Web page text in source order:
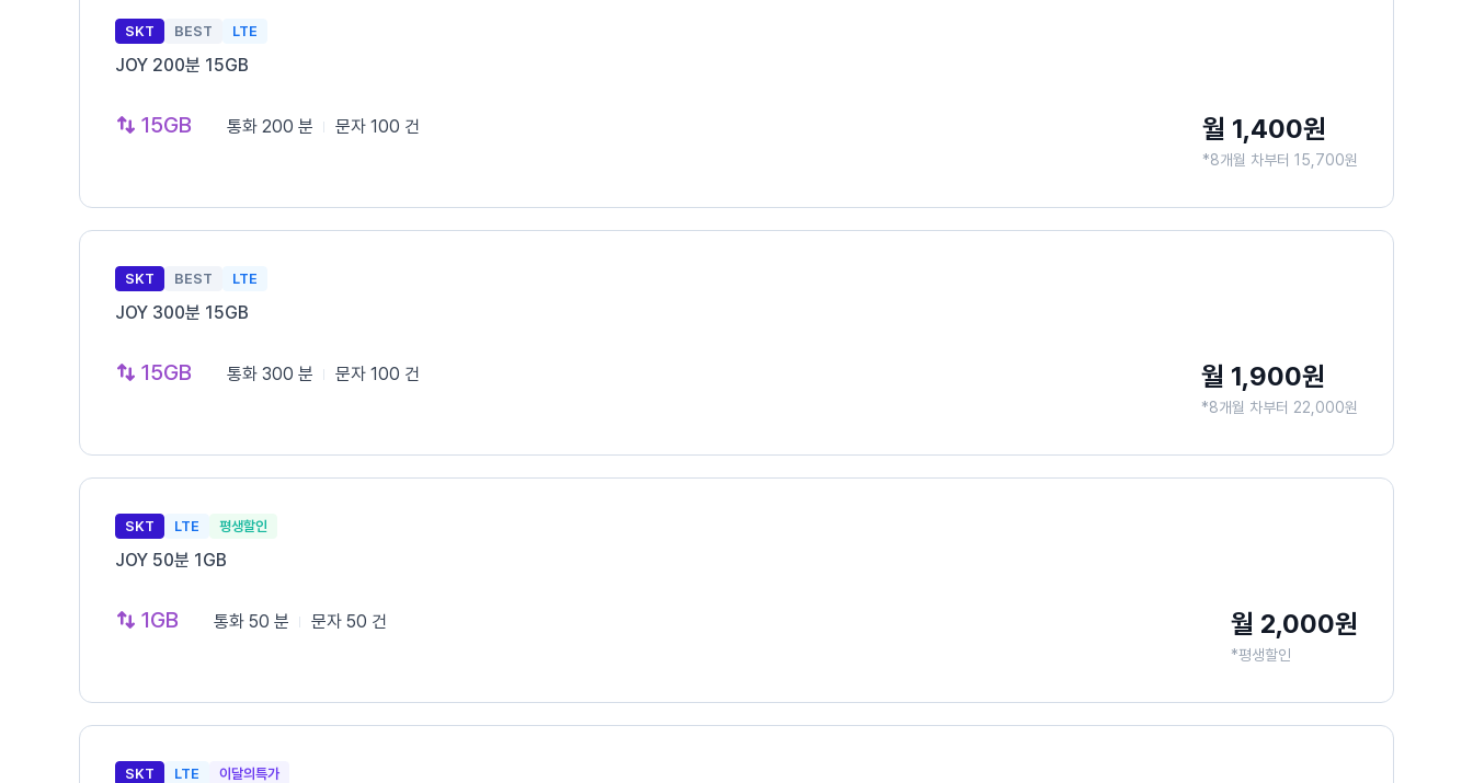
SKT BEST LTE
JOY 200분 15GB
15GB 통화 200 분 문자 100 건 월 1,400원
*8개월 차부터 15,700원
SKT BEST LTE
JOY 300분 15GB
15GB 통화 300 분 문자 100 건 월 1,900원
*8개월 차부터 22,000원
SKT LTE 평생할인
JOY 50분 1GB
1GB 통화 50 분 문자 50 건 월 2,000원
*평생할인
SKT LTE 이달의특가